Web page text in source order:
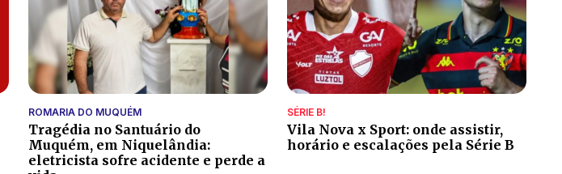
ROMARIA DO MUQUÉM
Tragédia no Santuário do
Muquém, em Niquelândia:
eletricista sofre acidente e perde a
SÉRIE B!
Vila Nova x Sport: onde assistir,
horário e escalações pela Série B